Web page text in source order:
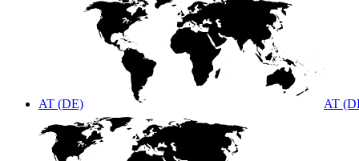
AT (DE) AT